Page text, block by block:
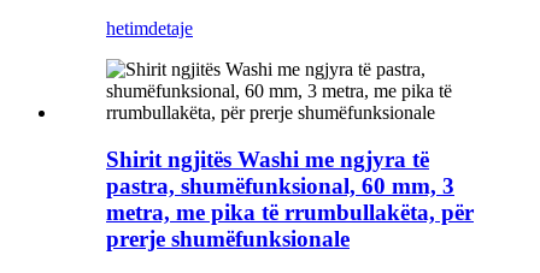
hetimdetaje
Shirit ngjitës Washi me ngjyra të
pastra, shumëfunksional, 60 mm, 3
metra, me pika të rrumbullakëta, për
prerje shumëfunksionale